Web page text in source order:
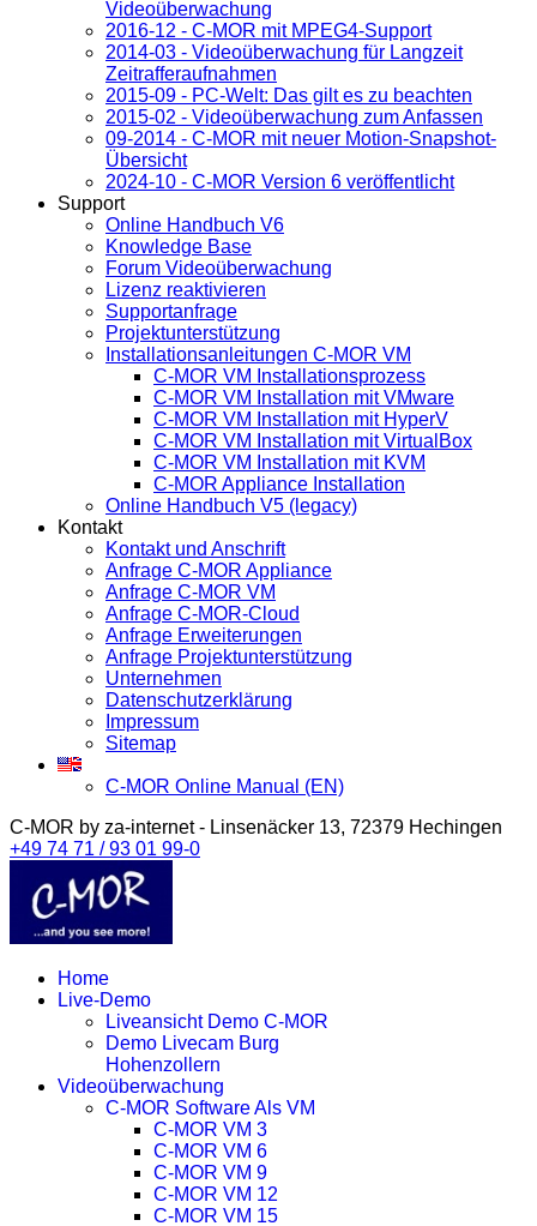
Videoüberwachung
2016-12 - C-MOR mit MPEG4-Support
2014-03 - Videoüberwachung für Langzeit
Zeitrafferaufnahmen
2015-09 - PC-Welt: Das gilt es zu beachten
2015-02 - Videoüberwachung zum Anfassen
09-2014 - C-MOR mit neuer Motion-Snapshot-
Übersicht
2024-10 - C-MOR Version 6 veröffentlicht
Support
Online Handbuch V6
Knowledge Base
Forum Videoüberwachung
Lizenz reaktivieren
Supportanfrage
Projektunterstützung
Installationsanleitungen C-MOR VM
C-MOR VM Installationsprozess
C-MOR VM Installation mit VMware
C-MOR VM Installation mit HyperV
C-MOR VM Installation mit VirtualBox
C-MOR VM Installation mit KVM
C-MOR Appliance Installation
Online Handbuch V5 (legacy)
Kontakt
Kontakt und Anschrift
Anfrage C-MOR Appliance
Anfrage C-MOR VM
Anfrage C-MOR-Cloud
Anfrage Erweiterungen
Anfrage Projektunterstützung
Unternehmen
Datenschutzerklärung
Impressum
Sitemap
C-MOR Online Manual (EN)
C-MOR by za-internet - Linsenäcker 13, 72379 Hechingen
+49 74 71 / 93 01 99-0
Home
Live-Demo
Liveansicht Demo C-MOR
Demo Livecam Burg
Hohenzollern
Videoüberwachung
C-MOR Software Als VM
C-MOR VM 3
C-MOR VM 6
C-MOR VM 9
C-MOR VM 12
C-MOR VM 15